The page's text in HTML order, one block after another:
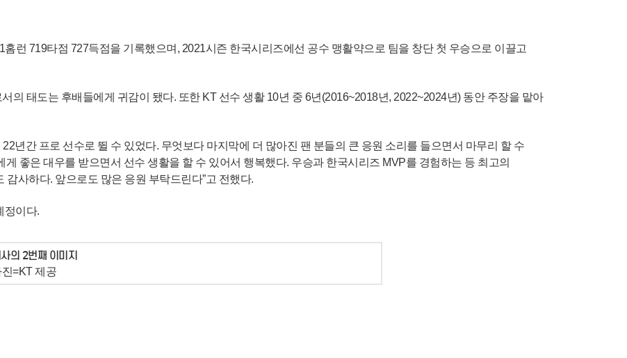
런 719타점 727득점을 기록했으며, 2021시즌 한국시리즈에선 공수 맹활약으로 팀을 창단 첫 우승으로 이끌고
의 태도는 후배들에게 귀감이 됐다. 또한 KT 선수 생활 10년 중 6년(2016~2018년, 2022~2024년) 동안 주장을 맡아
년간 프로 선수로 뛸 수 있었다. 무엇보다 마지막에 더 많아진 팬 분들의 큰 응원 소리를 들으면서 마무리 할 수
게 좋은 대우를 받으면서 선수 생활을 할 수 있어서 행복했다. 우승과 한국시리즈 MVP를 경험하는 등 최고의
사하다. 앞으로도 많은 응원 부탁드린다”고 전했다.
정이다.
=KT 제공